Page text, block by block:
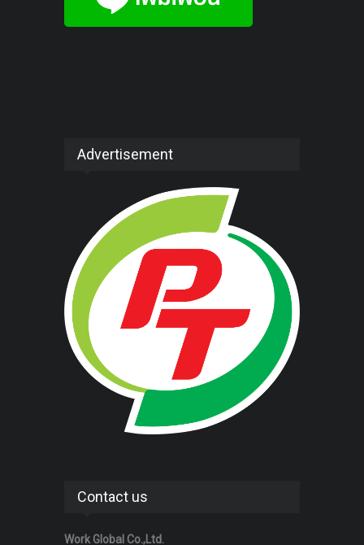
Advertisement
Contact us
Work Global Co.,Ltd.